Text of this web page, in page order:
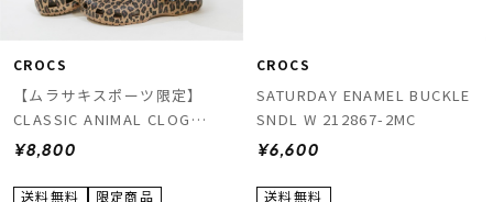
CROCS
【ムラサキスポーツ限定】
CLASSIC ANIMAL CLOG
211800-2LD
¥8,800
CROCS
SATURDAY ENAMEL BUCKLE
SNDL W 212867-2MC
¥6,600